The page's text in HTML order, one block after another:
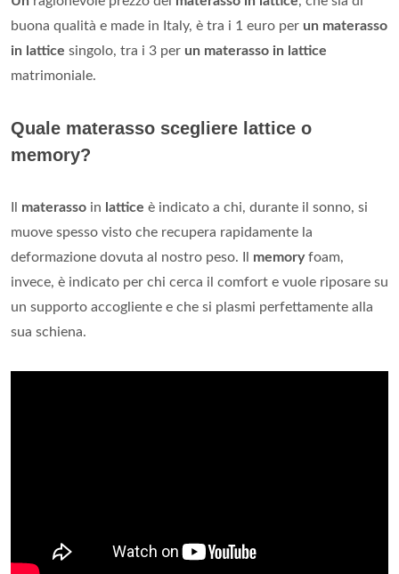
buona qualità e made in Italy, è tra i 1 euro per un materasso
in lattice singolo, tra i 3 per un materasso in lattice
matrimoniale.
Quale materasso scegliere lattice o
memory?
materasso in lattice è indicato a chi, durante il sonno, si
muove spesso visto che recupera rapidamente la
deformazione dovuta al nostro peso. Il memoryfoam,
invece, è indicato per chi cerca il comfort e vuole riposare su
un supporto accogliente e che si plasmi perfettamente alla
sua schiena.